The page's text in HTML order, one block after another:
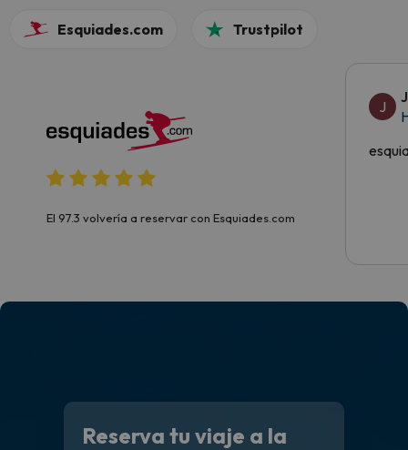
Esquiades.com Trustpilot
El 97.3 volvería a reservar con Esquiades.com
J
Reserva tu viaje a la